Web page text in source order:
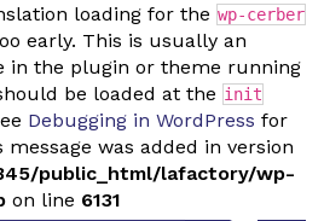
loading for the wp-cerber
early. This is usually an
in the plugin or theme running
be loaded at the init
Debugging in WordPress for
was added in version
public_html/lafactory/wp-
on line 6131